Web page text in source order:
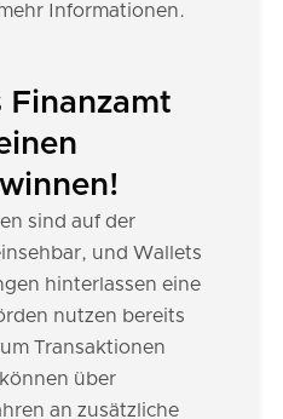
Informationen.
Finanzamt
sind auf der
und Wallets
hinterlassen eine
nutzen bereits
Transaktionen
über
an zusätzliche